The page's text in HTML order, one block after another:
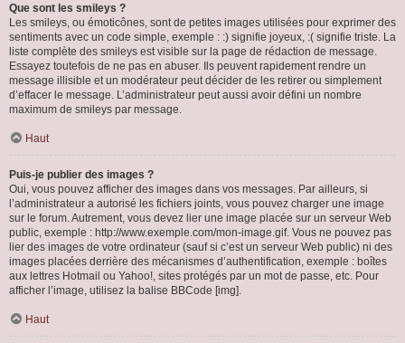
Que sont les smileys ?
Les smileys, ou émoticônes, sont de petites images utilisées pour exprimer des
sentiments avec un code simple, exemple : :) signifie joyeux, :( signifie triste. La
liste complète des smileys est visible sur la page de rédaction de message.
Essayez toutefois de ne pas en abuser. Ils peuvent rapidement rendre un
message illisible et un modérateur peut décider de les retirer ou simplement
d’effacer le message. L’administrateur peut aussi avoir défini un nombre
maximum de smileys par message.
Haut
Puis-je publier des images ?
Oui, vous pouvez afficher des images dans vos messages. Par ailleurs, si
l’administrateur a autorisé les fichiers joints, vous pouvez charger une image
sur le forum. Autrement, vous devez lier une image placée sur un serveur Web
public, exemple : http://www.exemple.com/mon-image.gif. Vous ne pouvez pas
lier des images de votre ordinateur (sauf si c’est un serveur Web public) ni des
images placées derrière des mécanismes d’authentification, exemple : boîtes
aux lettres Hotmail ou Yahoo!, sites protégés par un mot de passe, etc. Pour
afficher l’image, utilisez la balise BBCode [img].
Haut